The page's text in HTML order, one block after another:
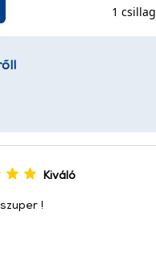
1 csillag
Kiváló
!